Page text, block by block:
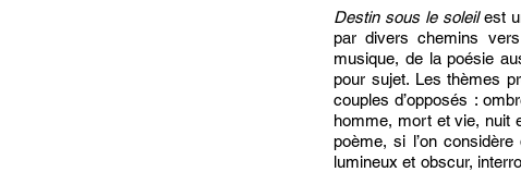
Destin sous le soleilest
par divers chemins
musique, de la poésie
pour sujet. Les thèmes
couples d’opposés :
homme, mort et vie, nuit
poème, si l’on
lumineux et obscur,